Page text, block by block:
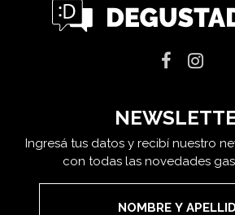
Ingresá tus datos y recibí nuestro
con todas las novedades